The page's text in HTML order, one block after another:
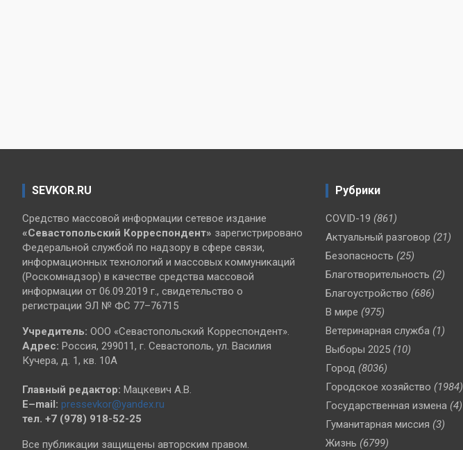
SEVKOR.RU
Средство массовой информации сетевое издание
«Севастопольский Корреспондент» зарегистрировано
Федеральной службой по надзору в сфере связи,
информационных технологий и массовых коммуникаций
(Роскомнадзор) в качестве средства массовой
информации от 06.09.2019 г., свидетельство о
регистрации ЭЛ № ФС 77–76715
Учредитель: ООО «Севастопольский Корреспондент».
Адрес: Россия, 299011, г. Севастополь, ул. Василия
Кучера, д. 1, кв. 10А
Главный редактор: Мацкевич А.В.
E–mail: pressevkor@yandex.ru
тел. +7 (978) 918-52-25
Все публикации защищены авторским правом.
Рубрики
COVID-19 (861)
Актуальный разговор (21)
Безопасность (25)
Благотворительность (2)
Благоустройство (686)
В мире (975)
Ветеринарная служба (1)
Выборы 2025 (10)
Город (8036)
Городское хозяйство (1984)
Государственная измена (4)
Гуманитарная миссия (3)
Жизнь (6799)